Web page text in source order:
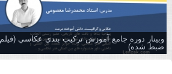
وبینار دوره جامع آموزش تركيب بندي عكاسي (فیلم
ضبط شده)